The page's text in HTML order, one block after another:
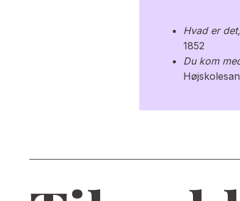
Hvad er
1852
Du kom